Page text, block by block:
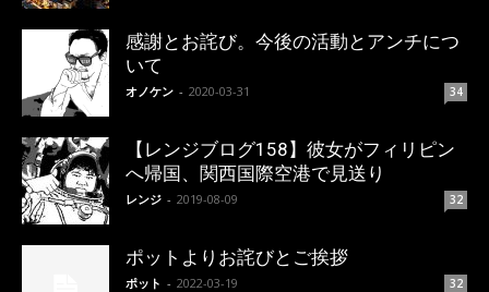
感謝とお詫び。今後の活動とアンチにつ
いて
オノケン - 2020-03-31 34
【レンジブログ158】彼女がフィリピン
へ帰国、関西国際空港で見送り
レンジ - 2019-08-09 32
ポットよりお詫びとご挨拶
ポット - 2022-03-19 32